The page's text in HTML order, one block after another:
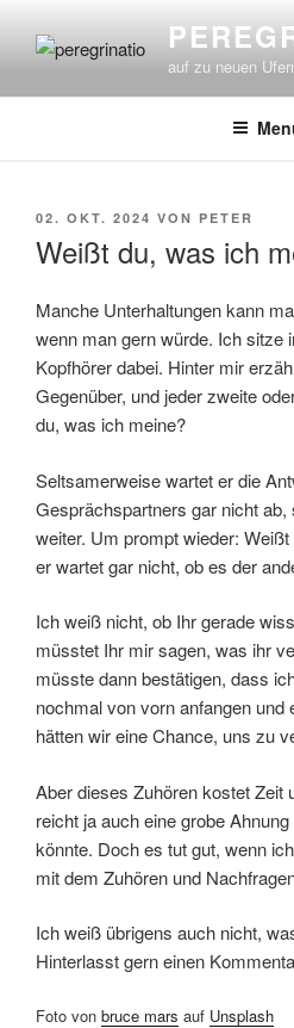
Inhalt
auf zu neuen
VERÖFFENTLICHT
02. OKT. 2024 VON PETER
Weißt du, was ich
Manche Unterhaltungen kann
wenn man gern würde. Ich sitze
Kopfhörer dabei. Hinter mir
Gegenüber, und jeder zweite
du, was ich meine?
Seltsamerweise wartet er die
Gesprächspartners gar nicht ab,
weiter. Um prompt wieder:
er wartet gar nicht, ob es der
Ich weiß nicht, ob Ihr gerade
müsstet Ihr mir sagen, was ihr
müsste dann bestätigen, dass
nochmal von vorn anfangen
hätten wir eine Chance, uns zu
Aber dieses Zuhören kostet Zeit
reicht ja auch eine grobe
könnte. Doch es tut gut, wenn
mit dem Zuhören und
Ich weiß übrigens auch nicht,
Hinterlasst gern einen
Foto von bruce mars auf Unsplash